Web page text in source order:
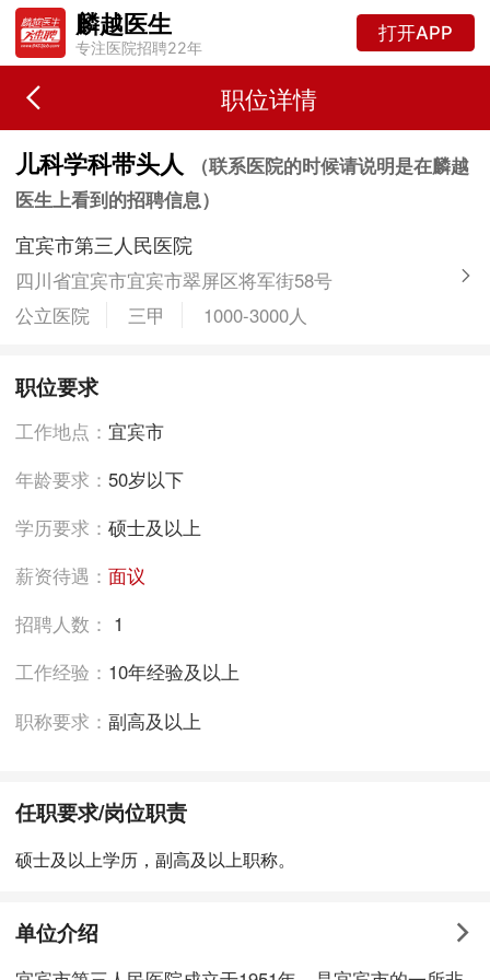
麟越医生
专注医院招聘22年
打开APP
职位详情
儿科学科带头人
（联系医院的时候请说明是在麟越
医生上看到的招聘信息）
宜宾市第三人民医院
四川省宜宾市宜宾市翠屏区将军街58号
公立医院
三甲 1000-3000人
职位要求
工作地点： 宜宾市
年龄要求：50岁以下
学历要求：硕士及以上
薪资待遇：面议
招聘人数： 1
工作经验： 10年经验及以上
职称要求：副高及以上
任职要求/岗位职责
硕士及以上学历，副高及以上职称。
单位介绍